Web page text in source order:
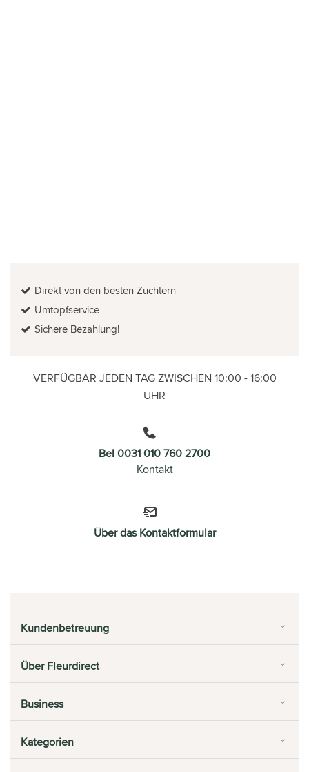
Direkt von den besten Züchtern
Umtopfservice
Sichere Bezahlung!
VERFÜGBAR JEDEN TAG ZWISCHEN 10:00 - 16:00
UHR
Bel 0031 010 760 2700
Kontakt
Über das Kontaktformular
Kundenbetreuung
Über Fleurdirect
Business
Kategorien